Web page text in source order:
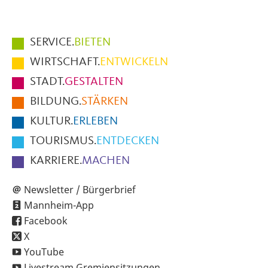
Hauptmenüpunkte
im
Fußbereich
der
Seite
SERVICE.BIETEN
WIRTSCHAFT.ENTWICKELN
STADT.GESTALTEN
BILDUNG.STÄRKEN
KULTUR.ERLEBEN
TOURISMUS.ENTDECKEN
KARRIERE.MACHEN
Newsletter / Bürgerbrief
Mannheim-App
Facebook
X
YouTube